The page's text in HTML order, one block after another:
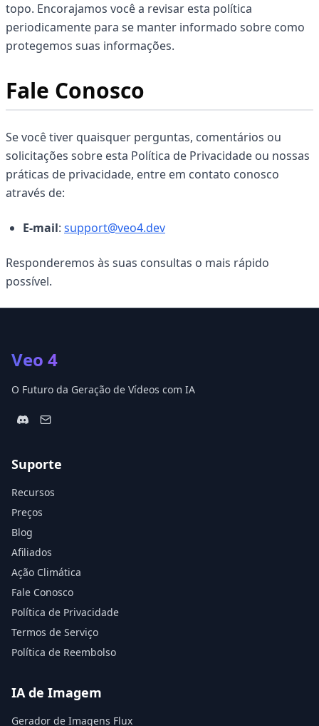
topo. Encorajamos você a revisar esta política
periodicamente para se manter informado sobre como
protegemos suas informações.
Fale Conosco
Se você tiver quaisquer perguntas, comentários ou
solicitações sobre esta Política de Privacidade ou nossas
práticas de privacidade, entre em contato conosco
através de:
E-mail: support@veo4.dev
Responderemos às suas consultas o mais rápido
possível.
Veo 4
O Futuro da Geração de Vídeos com IA
Suporte
Recursos
Preços
Blog
Afiliados
Ação Climática
Fale Conosco
Política de Privacidade
Termos de Serviço
Política de Reembolso
IA de Imagem
Gerador de Imagens Flux